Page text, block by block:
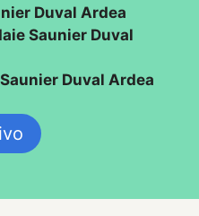
Duval Ardea
Saunier Duval
Duval Ardea